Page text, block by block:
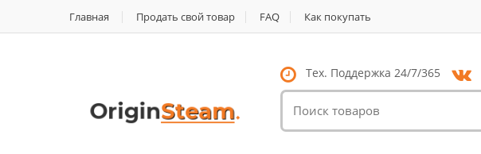
Главная Продать свой товар FAQ Как покупать
Тех. Поддержка 24/7/365
Поиск
товаров: